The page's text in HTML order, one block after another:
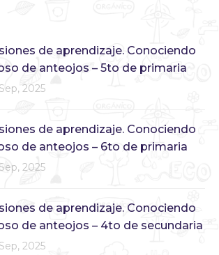
de aprendizaje. Conociendo
de anteojos – 5to de primaria
2025
de aprendizaje. Conociendo
de anteojos – 6to de primaria
2025
de aprendizaje. Conociendo
de anteojos – 4to de secundaria
2025